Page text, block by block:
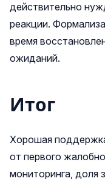
действительно
реакции.
время
ожиданий.
Итог
Хорошая
от первого
мониторинга, доля